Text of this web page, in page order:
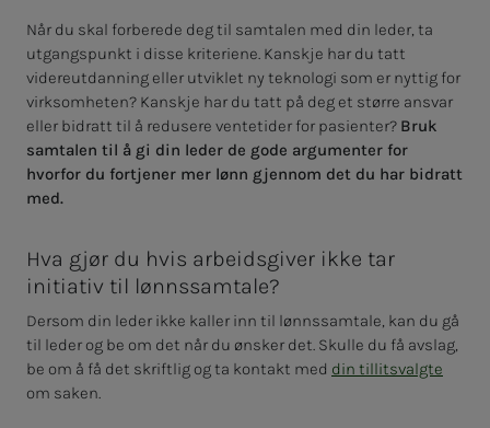
Når du skal forberede deg til samtalen med din leder, ta
utgangspunkt i disse kriteriene. Kanskje har du tatt
videreutdanning eller utviklet ny teknologi som er nyttig for
virksomheten? Kanskje har du tatt på deg et større ansvar
eller bidratt til å redusere ventetider for pasienter? Bruk
samtalen til å gi din leder de gode argumenter for
hvorfor du fortjener mer lønn gjennom det du har bidratt
med.
Hva gjør du hvis arbeidsgiver ikke tar
initiativ til lønnssamtale?
Dersom din leder ikke kaller inn til lønnssamtale, kan du gå
til leder og be om det når du ønsker det. Skulle du få avslag,
be om å få det skriftlig og ta kontakt med din tillitsvalgte
om saken.